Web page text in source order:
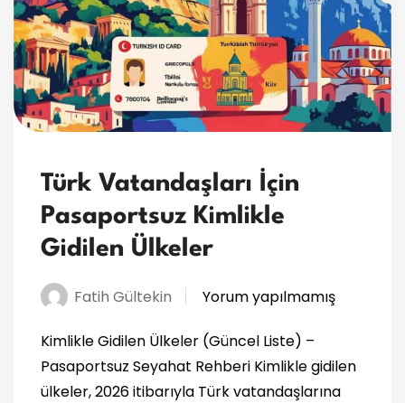
Türk Vatandaşları İçin
Pasaportsuz Kimlikle
Gidilen Ülkeler
Fatih Gültekin Yorum yapılmamış
Kimlikle Gidilen Ülkeler (Güncel Liste) –
Pasaportsuz Seyahat Rehberi Kimlikle gidilen
ülkeler, 2026 itibarıyla Türk vatandaşlarına